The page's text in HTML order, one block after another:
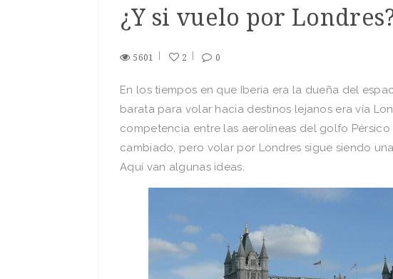
¿Y si vuelo por
5601 2 0
En los tiempos en que Iberia era la dueña del
barata para volar hacia destinos lejanos era vía
competencia entre las aerolíneas del golfo
cambiado, pero volar por Londres sigue siendo
Aquí van algunas ideas.